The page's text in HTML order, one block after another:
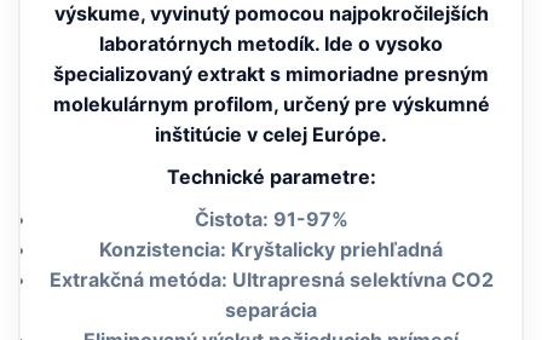
výskume, vyvinutý pomocou najpokročilejších
laboratórnych metodík. Ide o vysoko
špecializovaný extrakt s mimoriadne presným
molekulárnym profilom, určený pre výskumné
inštitúcie v celej Európe.
Technické parametre:
Čistota: 91-97%
Konzistencia: Kryštalicky priehľadná
Extrakčná metóda: Ultrapresná selektívna CO2
separácia